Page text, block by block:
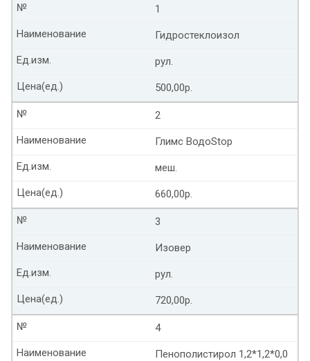
1
№
Гидростеклоизол
Наименование
рул.
Ед.изм.
500,00р.
Цена(ед.)
2
№
Глимс ВодоStop
Наименование
меш.
Ед.изм.
660,00р.
Цена(ед.)
3
№
Изовер
Наименование
рул.
Ед.изм.
720,00р.
Цена(ед.)
4
№
Пенополистирол 1,2*1,2*0,0
Наименование